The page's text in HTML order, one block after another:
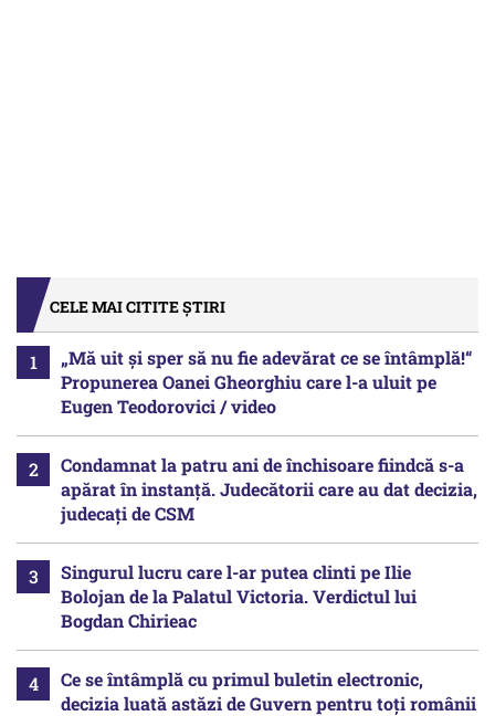
CELE MAI CITITE ȘTIRI
„Mă uit și sper să nu fie adevărat ce se întâmplă!“
Propunerea Oanei Gheorghiu care l-a uluit pe
Eugen Teodorovici / video
Condamnat la patru ani de închisoare fiindcă s-a
apărat în instanță. Judecătorii care au dat decizia,
judecați de CSM
Singurul lucru care l-ar putea clinti pe Ilie
Bolojan de la Palatul Victoria. Verdictul lui
Bogdan Chirieac
Ce se întâmplă cu primul buletin electronic,
decizia luată astăzi de Guvern pentru toți românii